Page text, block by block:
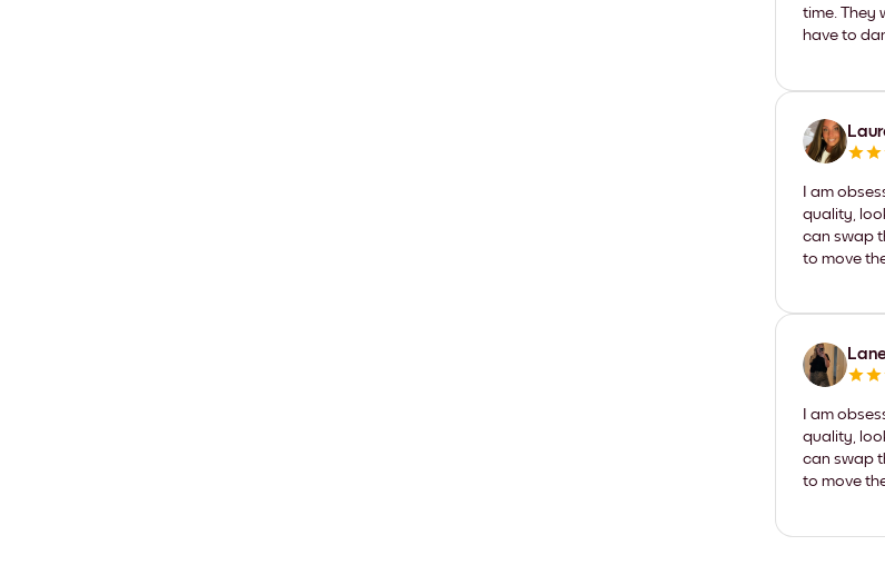
time. They
have to
I am
quality,
can swap
to move
I am
quality,
can swap
to move